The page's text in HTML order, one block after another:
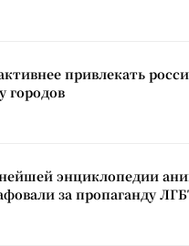
привлекать
городов
энциклопедии
за пропаганду